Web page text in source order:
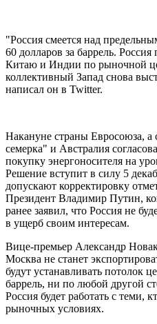
"Россия смеется над
60 долларов за баррель.
Китаю и Индии по рыночной
коллективный Запад снова
написал он в Twitter.
Накануне страны Евросоюза,
семерка" и Австралия
покупку энергоносителя на
Решение вступит в силу 5
допускают корректировку
Президент Владимир Путин,
ранее заявил, что Россия не
в ущерб своим интересам.
Вице-премьер Александр
Москва не станет
будут устанавливать потолок
баррель, ни по любой другой
Россия будет работать с теми,
рыночных условиях.